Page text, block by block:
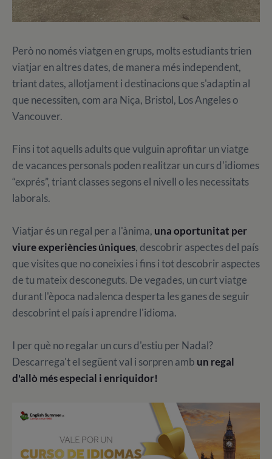
Però no només viatgen en grups, molts estudiants trien
viatjar en altres dates, de manera més independent,
triant dates, allotjament i destinacions que s'adaptin al
que necessiten, com ara Niça, Bristol, Los Angeles o
Vancouver.
Fins i tot aquells adults que vulguin aprofitar un viatge
de vacances personals poden realitzar un curs d'idiomes
“exprés”, triant classes segons el nivell o les necessitats
laborals.
Viatjar és un regal per a l'ànima, una oportunitat per
viure experiències úniques, descobrir aspectes del país
que visites que no coneixies i fins i tot descobrir aspectes
de tu mateix desconeguts. De vegades, un curt viatge
durant l'època nadalenca desperta les ganes de seguir
descobrint el país i aprendre l'idioma.
I per què no regalar un curs d'estiu per Nadal?
Descarrega't el següent val i sorpren amb un regal
d'allò més especial i enriquidor!